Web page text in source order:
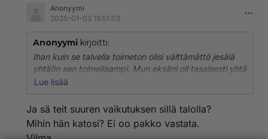
Anonyymi
2025-01-03 19:51:03
Anonyymi kirjoitti:
Ihan kuin se talvella toimeton olisi välttämättö jesälä
yhtäön sen toimeliaampi. Mun eksäni oli tasaisesti yhtä
aikaansaamaton talvet ja kesät ja silti hänen piti
Lue lisää
Ja sä teit suuren vaikutuksen sillä talolla?
Mihin hän katosi? Ei oo pakko vastata.